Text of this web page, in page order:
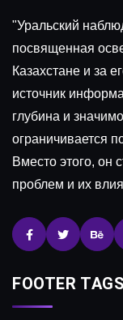
"Уральский
посвященная
Казахстане и за
источник
глубина и
ограничивается
Вместо этого, он
проблем и их
FOOTER TAGS